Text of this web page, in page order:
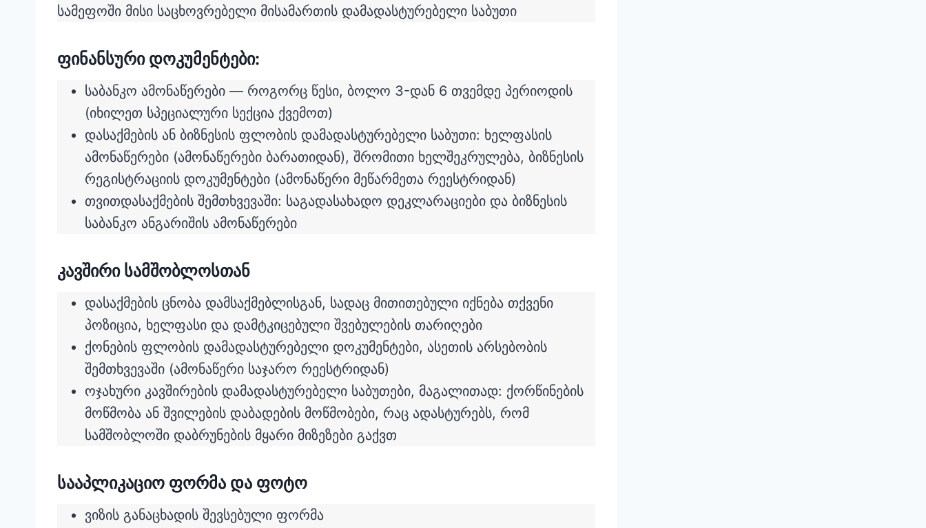
სამეფოში მისი საცხოვრებელი მისამართის დამადასტურებელი საბუთი
ფინანსური დოკუმენტები:
საბანკო ამონაწერები — როგორც წესი, ბოლო 3-დან 6 თვემდე პერიოდის
(იხილეთ სპეციალური სექცია ქვემოთ)
დასაქმების ან ბიზნესის ფლობის დამადასტურებელი საბუთი: ხელფასის
ამონაწერები (ამონაწერები ბარათიდან), შრომითი ხელშეკრულება, ბიზნესის
რეგისტრაციის დოკუმენტები (ამონაწერი მეწარმეთა რეესტრიდან)
თვითდასაქმების შემთხვევაში: საგადასახადო დეკლარაციები და ბიზნესის
საბანკო ანგარიშის ამონაწერები
კავშირი სამშობლოსთან
დასაქმების ცნობა დამსაქმებლისგან, სადაც მითითებული იქნება თქვენი
პოზიცია, ხელფასი და დამტკიცებული შვებულების თარიღები
ქონების ფლობის დამადასტურებელი დოკუმენტები, ასეთის არსებობის
შემთხვევაში (ამონაწერი საჯარო რეესტრიდან)
ოჯახური კავშირების დამადასტურებელი საბუთები, მაგალითად: ქორწინების
მოწმობა ან შვილების დაბადების მოწმობები, რაც ადასტურებს, რომ
სამშობლოში დაბრუნების მყარი მიზეზები გაქვთ
სააპლიკაციო ფორმა და ფოტო
ვიზის განაცხადის შევსებული ფორმა